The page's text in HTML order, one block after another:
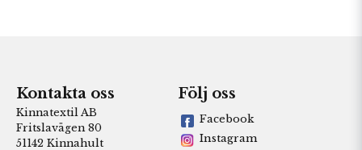
Kontakta oss
Kinnatextil AB
Fritslavägen 80
51142 Kinnahult
Följ oss
Facebook
Instagram